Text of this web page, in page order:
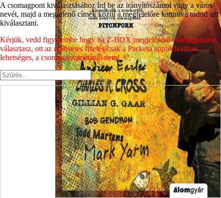
A csomagpont kiválasztásához írd be az irányítószámot vagy a város
nevét, majd a megjelenő címek közül a megfelelőre kattintva tudod azt
kiválasztani.
Kérjük, vedd figyelembe hogy ha Z-BOX megjelölésű csomagpontot
választasz, ott az utánvétes fizetés csak a Packeta applikációban
lehetséges, a csomagautomatánál nem!